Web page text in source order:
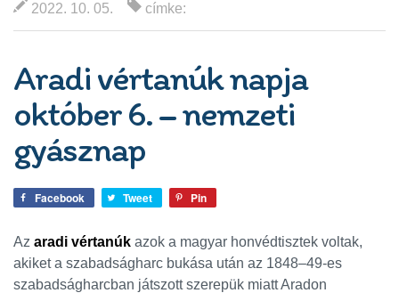
2022. 10. 05. címke:
Aradi vértanúk napja
október 6. – nemzeti
gyásznap
Facebook Tweet Pin
Az aradi vértanúk azok a magyar honvédtisztek voltak,
akiket a szabadságharc bukása után az 1848–49-es
szabadságharcban játszott szerepük miatt Aradon